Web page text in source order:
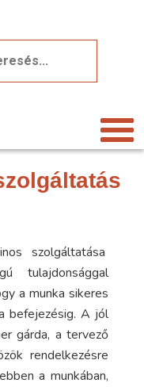
szolgáltatása
tulajdonsággal
a munka sikeres
befejezésig. A jól
gárda, a tervező
rendelkezésre
a munkában,